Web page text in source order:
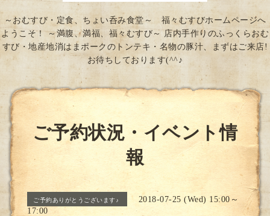
～おむすび・定食、ちょい呑み食堂～ 福々むすびホームページへ
ようこそ！ ～満腹、満福、福々むすび～ 店内手作りのふっくらおむ
すび・地産地消はまポークのトンテキ・名物の豚汁、まずはご来店!
お待ちしております(^^♪
ご予約状況・イベント情
報
ご予約ありがとうございます♪
2018-07-25 (Wed) 15:00～
17:00